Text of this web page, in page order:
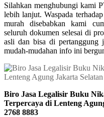
Silahkan menghubungi kami
lebih lanjut. Waspada
murah disebabkan kami
seluruh dokumen selesai di
asli dan bisa di pertanggung
mudah-mudahan info ini
Biro Jasa Legalisir Buku
Terpercaya di Lenteng
2768 8883